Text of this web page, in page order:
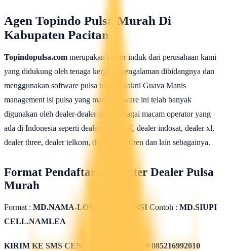
Agen Topindo Pulsa Murah Di
Kabupaten Pacitan
Topindopulsa.com merupakan server induk dari perusahaan kami
yang didukung oleh tenaga kerja berpengalaman dibidangnya dan
menggunakan software pulsa terbaik yakni Guava Manis
management isi pulsa yang mana software ini telah banyak
digunakan oleh dealer-dealer dari berbagai macam operator yang
ada di Indonesia seperti dealer telkomsel, dealer indosat, dealer xl,
dealer three, dealer telkom, dealer smartfren dan lain sebagainya.
Format Pendaftaran Master Dealer Pulsa
Murah
Format : MD.NAMA-LOKET.PROVINSI Contoh : MD.SIUPI
CELL.NAMLEA
KIRIM KE SMS CENTER
085311562009 085216992010